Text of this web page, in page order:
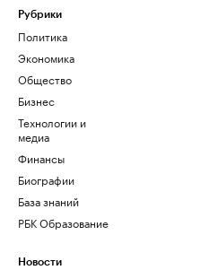
Рубрики
Политика
Экономика
Общество
Бизнес
Технологии и
медиа
Финансы
Биографии
База знаний
РБК Образование
Новости